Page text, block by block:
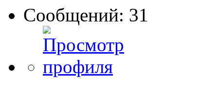
Сообщений: 31